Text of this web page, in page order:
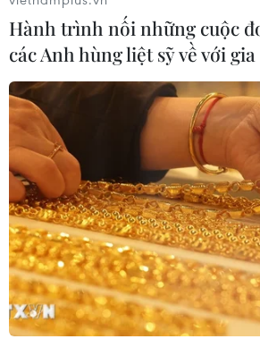
Hành trình nối những cuộc
các Anh hùng liệt sỹ về với